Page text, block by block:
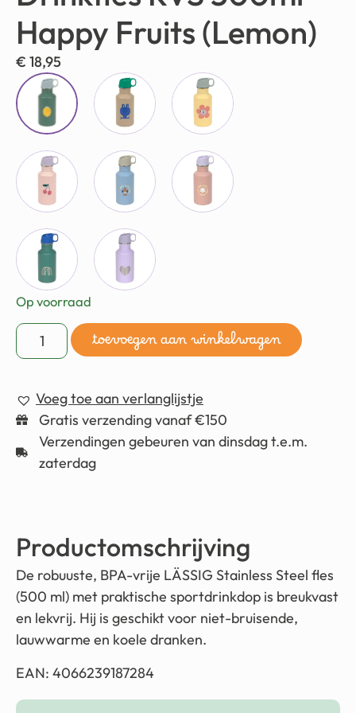
Happy Fruits (Lemon)
€ 18,95
Op voorraad
toevoegen aan winkelwagen
Voeg toe aan verlanglijstje
Gratis verzending vanaf €150
Verzendingen gebeuren van dinsdag t.e.m.
zaterdag
Productomschrijving
De robuuste, BPA-vrije LÄSSIG Stainless Steel fles
(500 ml) met praktische sportdrinkdop is breukvast
en lekvrij. Hij is geschikt voor niet-bruisende,
lauwwarme en koele dranken.
EAN: 4066239187284